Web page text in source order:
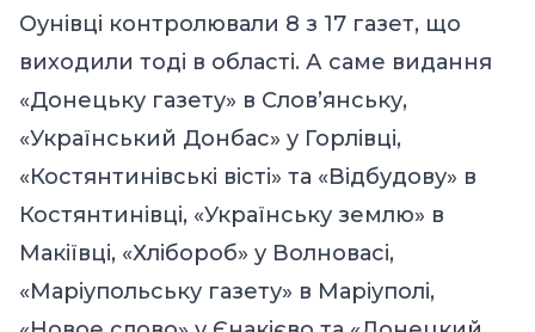
Оунівці контролювали 8 з 17 газет, що
виходили тоді в області. А саме видання
«Донецьку газету» в Словʼянську,
«Український Донбас» у Горлівці,
«Костянтинівські вісті» та «Відбудову» в
Костянтинівці, «Українську землю» в
Макіївці, «Хлібороб» у Волновасі,
«Маріупольську газету» в Маріуполі,